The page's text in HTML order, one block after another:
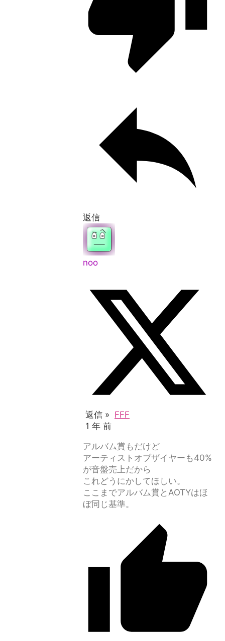
返信
noo
返信 » FFF
1 年 前
アルバム賞もだけど
アーティストオブザイヤーも40%
が音盤売上だから
これどうにかしてほしい。
ここまでアルバム賞とAOTYはほ
ぼ同じ基準。